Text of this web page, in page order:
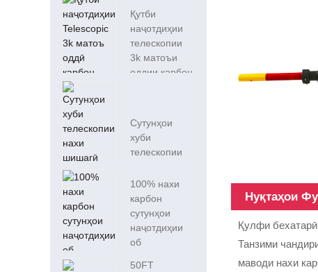
Қутби
наҷотдиҳии
телескопии
3k матоъи
оддии карбон
Сутунҳои
хуби
телескопии
барои об ...
100% нахи
карбон
сутунҳои
наҷотдиҳии
об
50FT
Нуқтаҳои
Қулфи бехатарӣ
Танзими
маводи нахи